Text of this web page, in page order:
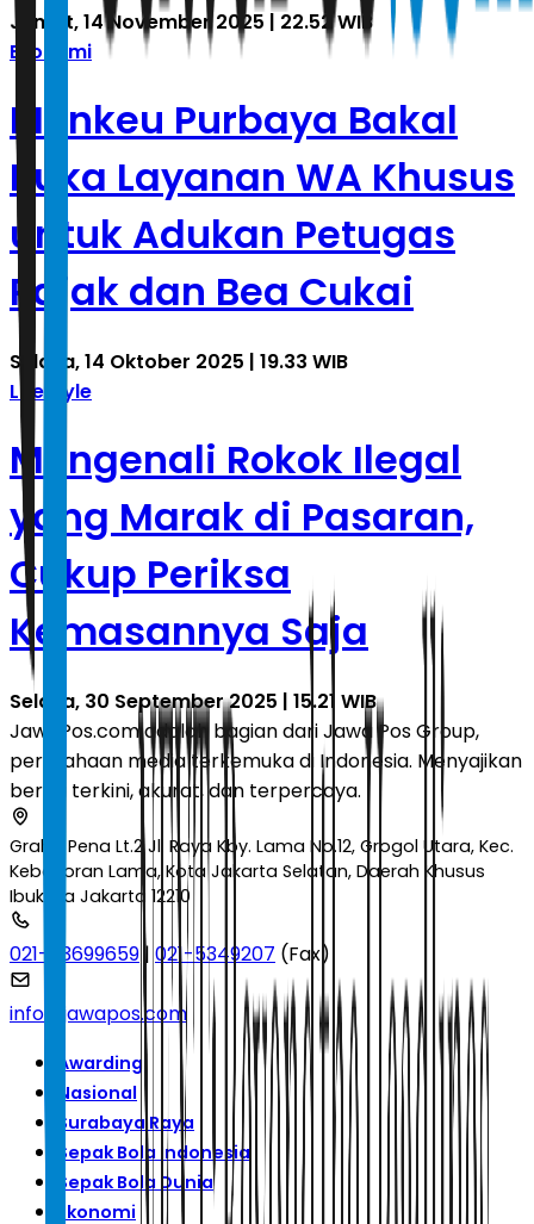
Jumat, 14 November 2025 | 22.52 WIB
Ekonomi
Menkeu Purbaya Bakal
Buka Layanan WA Khusus
untuk Adukan Petugas
Pajak dan Bea Cukai
Selasa, 14 Oktober 2025 | 19.33 WIB
Lifestyle
Mengenali Rokok Ilegal
yang Marak di Pasaran,
Cukup Periksa
Kemasannya Saja
Selasa, 30 September 2025 | 15.21 WIB
JawaPos.com adalah bagian dari Jawa Pos Group,
perusahaan media terkemuka di Indonesia. Menyajikan
berita terkini, akurat, dan terpercaya.
Graha Pena Lt.2 Jl. Raya Kby. Lama No.12, Grogol Utara, Kec.
Kebayoran Lama, Kota Jakarta Selatan, Daerah Khusus
Ibukota Jakarta 12210
021-53699659 | 021-5349207 (Fax)
info@jawapos.com
Awarding
Nasional
Surabaya Raya
Sepak Bola Indonesia
Sepak Bola Dunia
Ekonomi